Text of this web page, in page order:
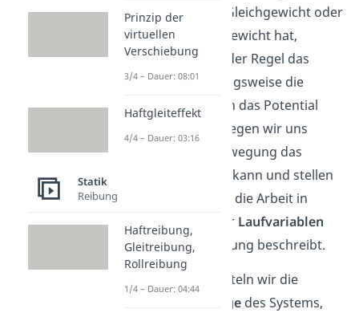
einindifferentes
Gleichgewicht oder
einlabiles
Gleichgewicht hat,
betrachten wir in der Regel das
Potential beziehungsweise die
Arbeit, aus der sich das Potential
ergibt. Dazu überlegen wir uns
vorher, welche Bewegung das
System vollführen kann und stellen
eine Gleichung für die Arbeit in
Abhängigkeit einer Laufvariablen
auf, die die Bewegung beschreibt.
Als nächstes ermitteln wir die
Gleichgewichtslagedes Systems,
Prinzip der
virtuellen
Verschiebung
3/4 – Dauer: 08:01
Haftgleiteffekt
4/4 – Dauer: 03:16
Statik
Reibung
Haftreibung,
Gleitreibung,
Rollreibung
1/4 – Dauer: 04:44